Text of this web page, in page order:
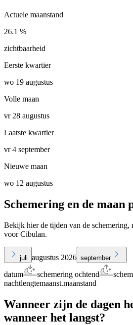
Actuele maanstand
26.1 %
zichtbaarheid
Eerste kwartier
wo 19 augustus
Volle maan
vr 28 augustus
Laatste kwartier
vr 4 september
Nieuwe maan
wo 12 augustus
Schemering en de maan
Bekijk hier de tijden van de schemering,
voor Cibulan.
juli augustus 2026 september
datum schemering ochtend
nachtlengtemaanst.maanstand
Wanneer zijn de dagen
wanneer het langst?